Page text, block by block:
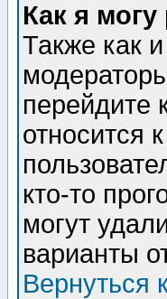
Как я
Также как
перейдите
относится
кто-то
могут
варианты
Вернуться